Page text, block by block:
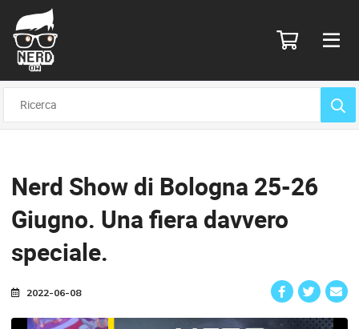
Nerd Show di Bologna 25-26
Giugno. Una fiera davvero
speciale.
2022-06-08